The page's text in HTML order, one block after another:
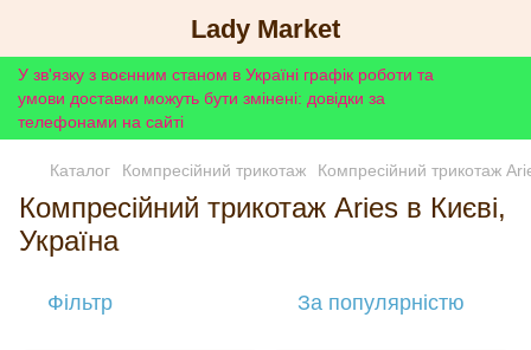
Lady Market
У зв'язку з воєнним станом в Україні графік роботи та
умови доставки можуть бути змінені: довідки за
телефонами на сайті
Каталог Компресійний трикотаж Компресійний трикотаж
Компресійний трикотаж Aries в Києві,
Україна
Фільтр За популярністю